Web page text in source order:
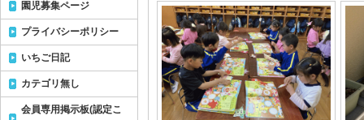
園児募集ページ
プライバシーポリシー
いちご日記
カテゴリ無し
会員専用掲示板(認定こ